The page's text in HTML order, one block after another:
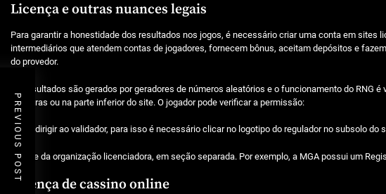
Licença e outras nuances legais
Para garantir a honestidade dos resultados nos jogos, é necessário criar uma conta em
intermediários que atendem contas de jogadores, fornecem bônus, aceitam depósitos e
do provedor.
Os resultados são gerados por geradores de números aleatórios e o funcionamento do
de regras ou na parte inferior do site. O jogador pode verificar a permissão:
Ao se dirigir ao validador, para isso é necessário clicar no logotipo do regulador no subsolo do
No site da organização licenciadora, em seção separada. Por exemplo, a MGA possui um
Licença de cassino online
PREVIOUS POST